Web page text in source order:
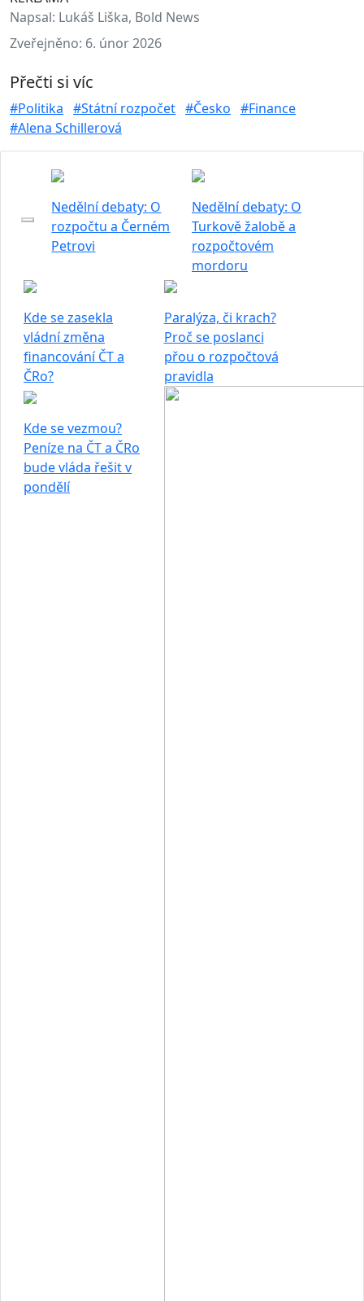
Napsal: Lukáš Liška, Bold News
Zveřejněno: 6. únor 2026
Přečti si víc
#Politika #Státní rozpočet #Česko #Finance
#Alena Schillerová
Nedělní debaty: O
rozpočtu a Černém
Petrovi
Nedělní debaty: O
Turkově žalobě a
rozpočtovém
mordoru
Kde se zasekla
vládní změna
financování ČT a
ČRo?
Paralýza, či krach?
Proč se poslanci
přou o rozpočtová
pravidla
Kde se vezmou?
Peníze na ČT a ČRo
bude vláda řešit v
pondělí